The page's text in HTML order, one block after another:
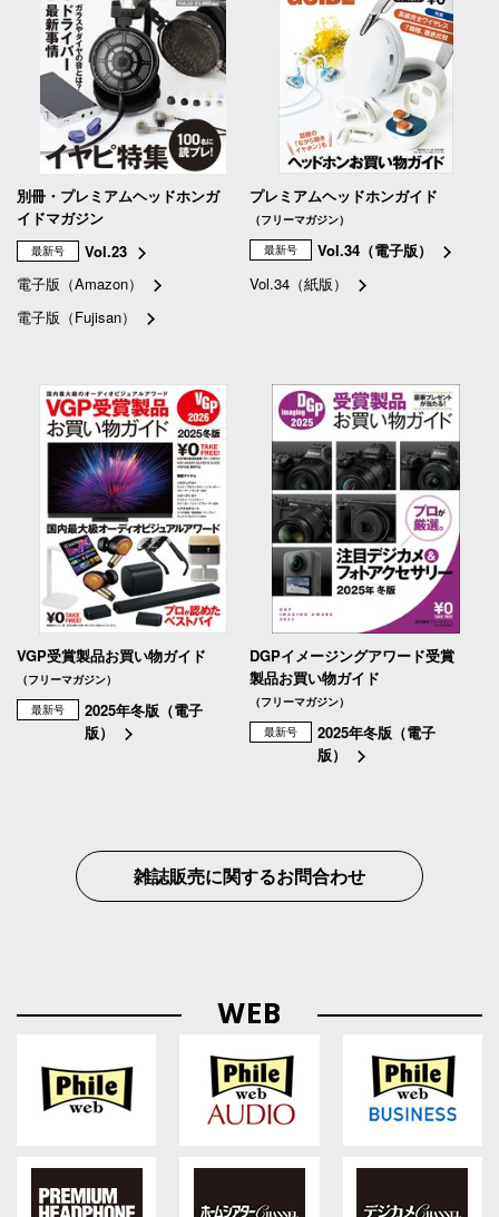
別冊・プレミアムヘッドホンガ
イドマガジン
最新号
Vol.23
電子版（Amazon）
電子版（Fujisan）
プレミアムヘッドホンガイド
（フリーマガジン）
最新号
Vol.34（電子版）
Vol.34（紙版）
VGP受賞製品お買い物ガイド
（フリーマガジン）
最新号
2025年冬版（電子
版）
DGPイメージングアワード受賞
製品お買い物ガイド
（フリーマガジン）
最新号
2025年冬版（電子
版）
雑誌販売に関するお問合わせ
WEB